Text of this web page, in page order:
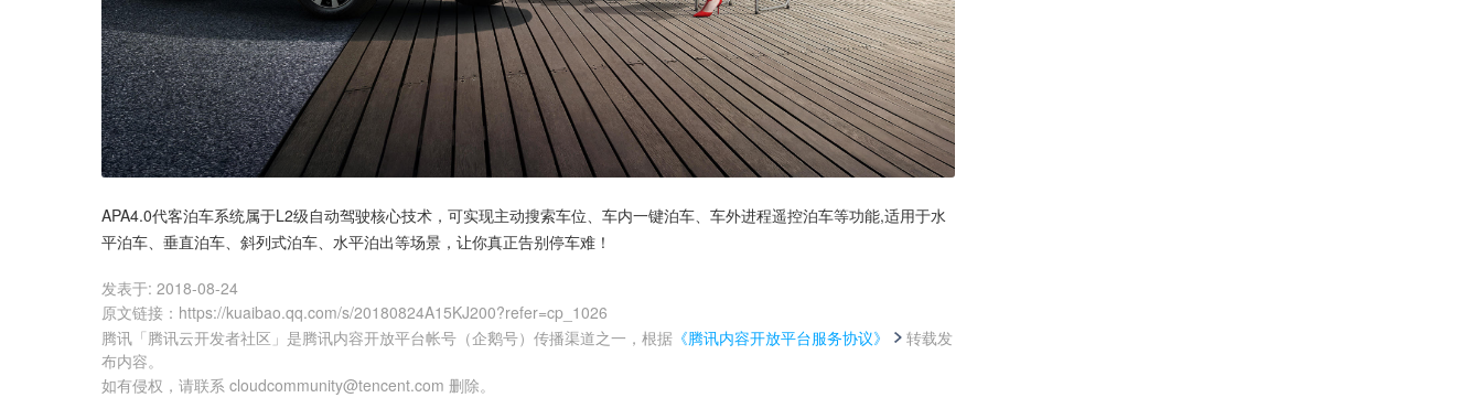
APA4.0代客泊车系统属于L2级自动驾驶核心技术，可实现主动搜索车位、车内一键泊车、车外进程遥控泊车等功能,适用于水
平泊车、垂直泊车、斜列式泊车、水平泊出等场景，让你真正告别停车难！
发表于: 2018-08-24
原文链接 ： https://kuaibao.qq.com/s/20180824A15KJ200?refer=cp_1026
腾讯「腾讯云开发者社区」是腾讯内容开放平台帐号（企鹅号）传播渠道之一，根据 《腾讯内容开放平台服务协议》
转载发
布内容。
如有侵权，请联系 cloudcommunity@tencent.com 删除。